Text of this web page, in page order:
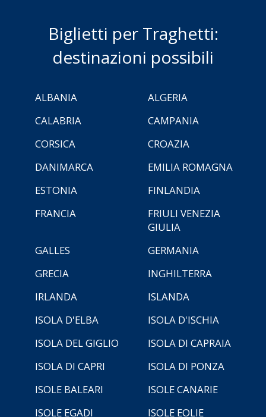
Biglietti per Traghetti:
destinazioni possibili
ALBANIA
ALGERIA
CALABRIA
CAMPANIA
CORSICA
CROAZIA
DANIMARCA
EMILIA ROMAGNA
ESTONIA
FINLANDIA
FRANCIA
FRIULI VENEZIA
GIULIA
GALLES
GERMANIA
GRECIA
INGHILTERRA
IRLANDA
ISLANDA
ISOLA D'ELBA
ISOLA D'ISCHIA
ISOLA DEL GIGLIO
ISOLA DI CAPRAIA
ISOLA DI CAPRI
ISOLA DI PONZA
ISOLE BALEARI
ISOLE CANARIE
ISOLE EGADI
ISOLE EOLIE